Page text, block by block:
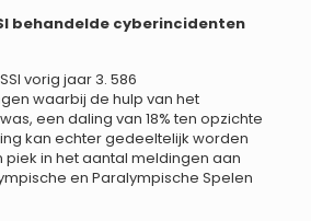
behandelde cyberincidenten
vorig jaar 3. 586
waarbij de hulp van het
een daling van 18% ten opzichte
kan echter gedeeltelijk worden
in het aantal meldingen aan
en Paralympische Spelen